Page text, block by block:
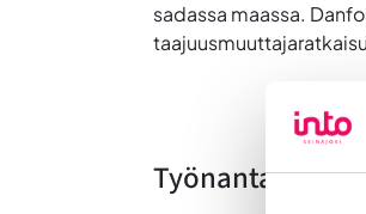
sadassa maassa.